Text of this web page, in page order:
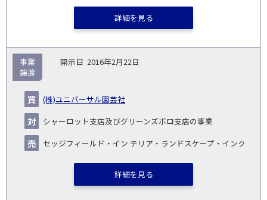
詳細を見る
2016年2月22日
(株)ユニバーサル園芸社
シャーロット支店及びグリーンズボロ支店の事業
セッジフィールド・イン テリア・ランドスケープ・インク
事業
譲渡
詳細を見る